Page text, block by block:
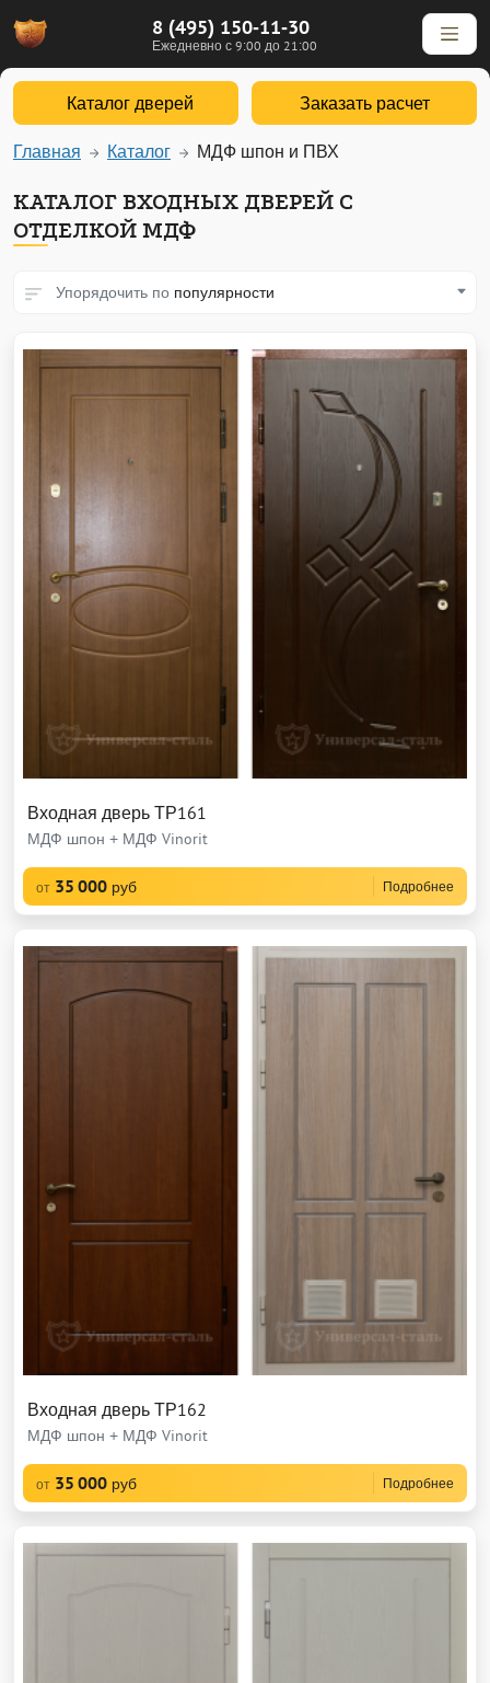
8 (495) 150-11-30
Ежедневно с 9:00 до 21:00
Каталог дверей Заказать расчет
Главная Каталог МДФ шпон и ПВХ
КАТАЛОГ ВХОДНЫХ ДВЕРЕЙ С
ОТДЕЛКОЙ МДФ
Упорядочить по популярности
Входная дверь ТР161
МДФ шпон + МДФ Vinorit
от 35 000 руб Подробнее
Входная дверь ТР162
МДФ шпон + МДФ Vinorit
от 35 000 руб Подробнее